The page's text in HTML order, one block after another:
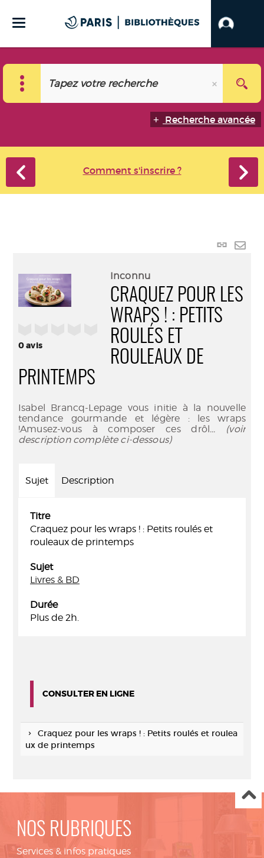
Recherche avancée
Comment s'inscrire ?
Lien
mail
0avis
Inconnu
CRAQUEZ POUR LES
WRAPS ! : PETITS
ROULÉS ET
ROULEAUX DE
PRINTEMPS
Isabel Brancq-Lepage vous initie à la nouvelle
tendance gourmande et légère : les wraps
!Amusez-vous à composer ces drôl... (voir
description complète ci-dessous)
Sujet Description
Titre
Craquez pour les wraps ! : Petits roulés et
rouleaux de printemps
Sujet
Livres & BD
Durée
Plus de 2h.
CONSULTER EN LIGNE
Craquez pour les wraps ! : Petits roulés et roulea
ux de printemps
NOS RUBRIQUES
Services & infos pratiques